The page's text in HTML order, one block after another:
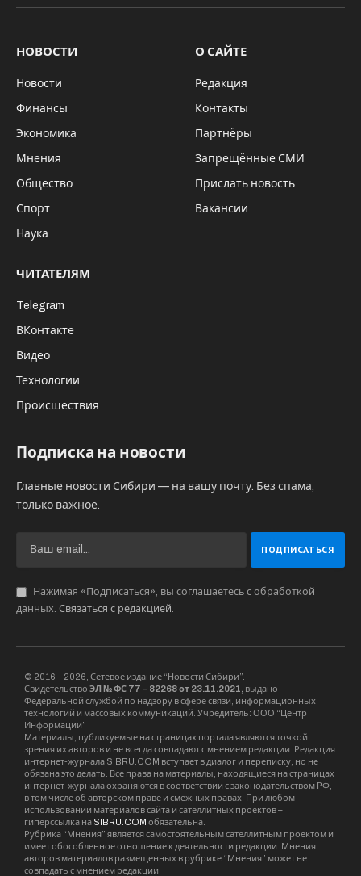
НОВОСТИ
Новости
Финансы
Экономика
Мнения
Общество
Спорт
Наука
О САЙТЕ
Редакция
Контакты
Партнёры
Запрещённые СМИ
Прислать новость
Вакансии
ЧИТАТЕЛЯМ
Telegram
ВКонтакте
Видео
Технологии
Происшествия
Подписка на новости
Главные новости Сибири — на вашу почту. Без спама,
только важное.
Нажимая «Подписаться», вы соглашаетесь с обработкой
данных. Связаться с редакцией.
© 2016 – 2026, Сетевое издание “Новости Сибири”.
Свидетельство ЭЛ № ФС 77 – 82268 от 23.11.2021, выдано
Федеральной службой по надзору в сфере связи, информационных
технологий и массовых коммуникаций. Учредитель: ООО “Центр
Информации”
Материалы, публикуемые на страницах портала являются точкой
зрения их авторов и не всегда совпадают с мнением редакции. Редакция
интернет-журнала SIBRU.COM вступает в диалог и переписку, но не
обязана это делать. Все права на материалы, находящиеся на страницах
интернет-журнала охраняются в соответствии с законодательством РФ,
в том числе об авторском праве и смежных правах. При любом
использовании материалов сайта и сателлитных проектов –
гиперссылка на SIBRU.COM обязательна.
Рубрика “Мнения” является самостоятельным сателлитным проектом и
имеет обособленное отношение к деятельности редакции. Мнения
авторов материалов размещенных в рубрике “Мнения” может не
совпадать с мнением редакции.